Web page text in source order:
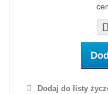
Dodaj do listy